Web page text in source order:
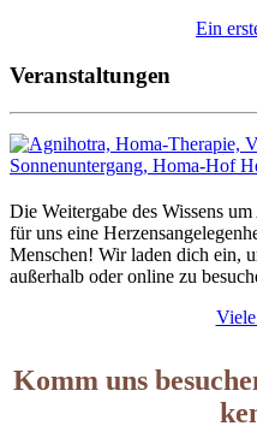
Ein
Veranstaltungen
Die Weitergabe des Wissens
für uns eine
Menschen! Wir laden dich ein,
außerhalb oder online zu
Komm uns